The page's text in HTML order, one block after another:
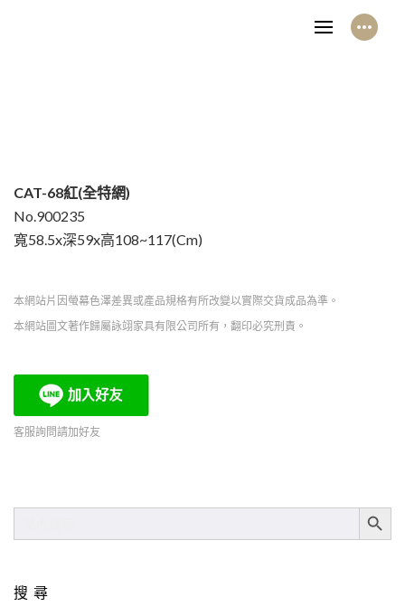
CAT-68紅(全特網)
No.900235
寬58.5x深59x高108~117(Cm)
本網站片因螢幕色澤差異或產品規格有所改變以實際交貨成品為準。
本網站圖文著作歸屬詠翊家具有限公司所有，翻印必究刑責。
客服詢問請加好友
SEARCH
SEARCH
搜尋